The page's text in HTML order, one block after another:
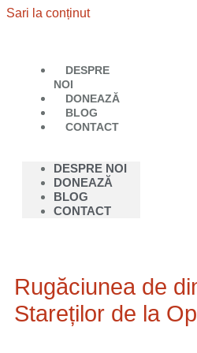
Sari la conținut
DESPRE
NOI
DONEAZĂ
BLOG
CONTACT
DESPRE NOI
DONEAZĂ
BLOG
CONTACT
Rugăciunea de
Stareților de la